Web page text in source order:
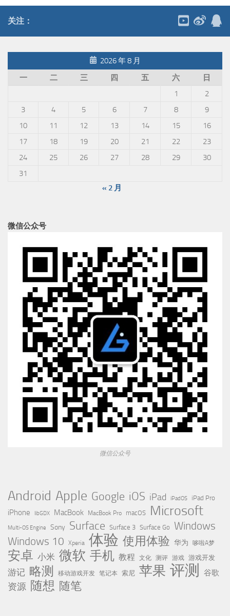
关注：
2026 年 8 月
一
二 三 四 五 六
日
1
2
3
4 5 6 7 8
9
10
11 12 13 14 15
16
17
18 19 20 21 22
23
24
25 26 27 28 29
30
31
« 2 月
微信公众号
微信公众号
Android Apple Google iOS iPad iPadOS iPad Pro
iPhone libGDX MacBook MacBook Pro macOS Microsoft
Multi-OS Engine Sony Surface Surface 3 Surface Go Windows
Windows 10 Xperia 体验 使用体验 华为 哆啦A梦
安卓 小米 微软 手机 教程 文化 测评 游戏 游戏开发
游记 略测 移动游戏开发 笔记本 索尼 苹果 评测 谷歌
资源 随想 随笔